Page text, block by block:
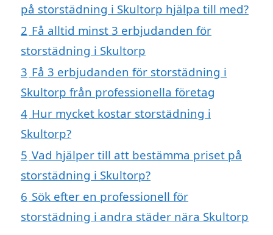
på storstädning i Skultorp hjälpa till med?
2 Få alltid minst 3 erbjudanden för
storstädning i Skultorp
3 Få 3 erbjudanden för storstädning i
Skultorp från professionella företag
4 Hur mycket kostar storstädning i
Skultorp?
5 Vad hjälper till att bestämma priset på
storstädning i Skultorp?
6 Sök efter en professionell för
storstädning i andra städer nära Skultorp